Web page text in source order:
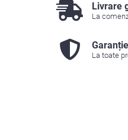
Livrare
La
La toate